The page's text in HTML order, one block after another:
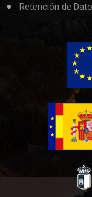
Retención de